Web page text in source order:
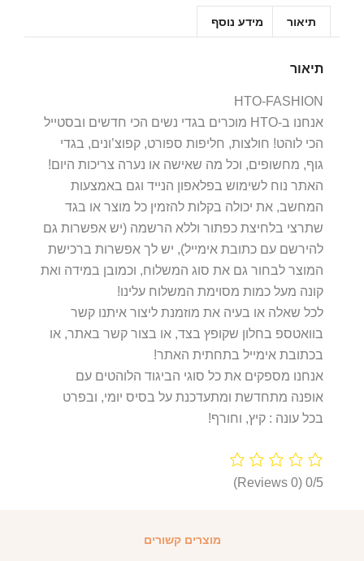
תיאור מידע נוסף
תיאור
HTO-FASHION
אנחנו ב-HTO מוכרים בגדי נשים הכי חדשים ובסטייל
הכי לוהט! חולצות, חליפות ספורט, קפוצ’ונים, בגדי
גוף, מחשופים, וכל מה שאישה או נערה צריכות היום!
האתר נוח לשימוש בפלאפון הנייד וגם באמצעות
המחשב, את יכולה בקלות להזמין כל מוצר או בגד
שתרצי בלחיצת כפתור וללא הרשמה (יש אפשרות גם
להירשם עם כתובת אימייל), יש לך אפשרות ברכישת
המוצר לבחור גם את סוג המשלוח, וכמובן במידה ואת
קונה מעל כמות מסוימת המשלוח עלינו!
לכל שאלה או בעיה את מוזמנת ליצור איתנו קשר
בוואטספ בחלון שקופץ בצד, או בצור קשר באתר, או
בכתובת אימייל בתחתית האתר!
אנחנו מספקים את כל סוגי הביגוד הלוהטים עם
אופנה מתחדשת ומתעדכנת על בסיס יומי, ובפרט
בכל עונה : קיץ, וחורף!
0/5
(0 Reviews)
מוצרים קשורים